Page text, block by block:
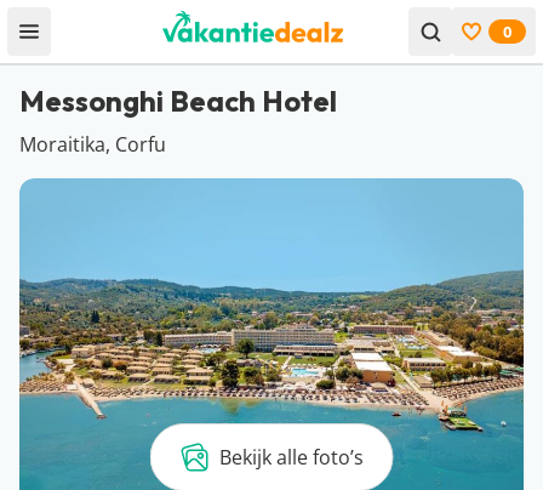
Open menu Bekijk
0
Messonghi Beach Hotel
Moraitika, Corfu
Bekijk alle foto’s